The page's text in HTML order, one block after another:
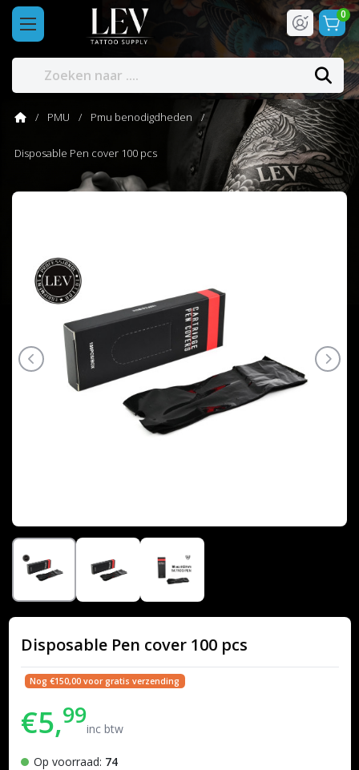
0
PMU Pmu benodigdheden
Disposable Pen cover 100 pcs
Disposable Pen cover 100 pcs
Nog €150,00 voor gratis verzending
€5,99inc btw
Op voorraad: 74